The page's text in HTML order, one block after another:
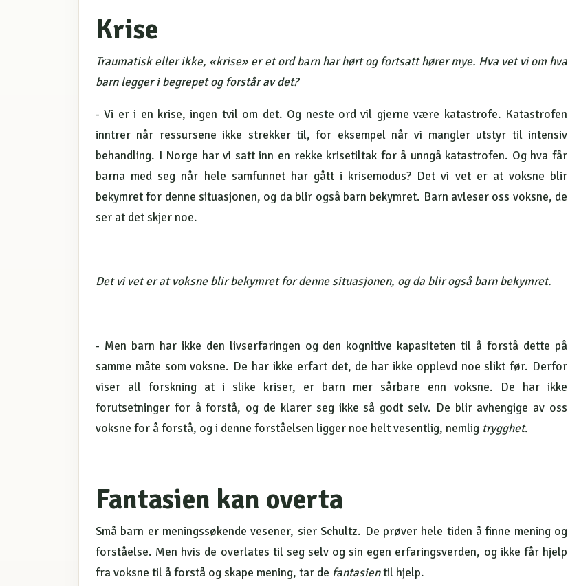
Krise
Traumatisk eller ikke, «krise» er et ord barn har hørt og fortsatt hører mye. Hva vet vi om hva
barn legger i begrepet og forstår av det?
- Vi er i en krise, ingen tvil om det. Og neste ord vil gjerne være katastrofe. Katastrofen
inntrer når ressursene ikke strekker til, for eksempel når vi mangler utstyr til intensiv
behandling. I Norge har vi satt inn en rekke krisetiltak for å unngå katastrofen. Og hva får
barna med seg når hele samfunnet har gått i krisemodus? Det vi vet er at voksne blir
bekymret for denne situasjonen, og da blir også barn bekymret. Barn avleser oss voksne, de
ser at det skjer noe.
Det vi vet er at voksne blir bekymret for denne situasjonen, og da blir også barn bekymret.
- Men barn har ikke den livserfaringen og den kognitive kapasiteten til å forstå dette på
samme måte som voksne. De har ikke erfart det, de har ikke opplevd noe slikt før. Derfor
viser all forskning at i slike kriser, er barn mer sårbare enn voksne. De har ikke
forutsetninger for å forstå, og de klarer seg ikke så godt selv. De blir avhengige av oss
voksne for å forstå, og i denne forståelsen ligger noe helt vesentlig, nemlig trygghet.
Fantasien kan overta
Små barn er meningssøkende vesener, sier Schultz. De prøver hele tiden å finne mening og
forståelse. Men hvis de overlates til seg selv og sin egen erfaringsverden, og ikke får hjelp
fra voksne til å forstå og skape mening, tar de fantasientil hjelp.